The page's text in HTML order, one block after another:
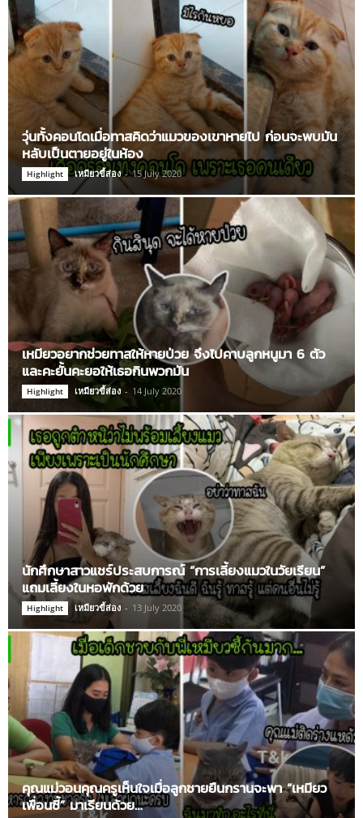
วุ่นทั้งคอนโดเมื่อทาสคิดว่าแมวของเขาหายไป ก่อนจะพบมัน
หลับเป็นตายอยู่ในห้อง
Highlight เหมียวขี้ส่อง - 15 July 2020
เหมียวอยากช่วยทาสให้หายป่วย จึงไปคาบลูกหนูมา 6 ตัว
และคะยั้นคะยอให้เธอกินพวกมัน
Highlight เหมียวขี้ส่อง - 14 July 2020
นักศึกษาสาวแชร์ประสบการณ์ “การเลี้ยงแมวในวัยเรียน”
แถมเลี้ยงในหอพักด้วย
Highlight เหมียวขี้ส่อง - 13 July 2020
คุณแม่วอนคุณครูเห็นใจเมื่อลูกชายยืนกรานจะพา “เหมียว
เพื่อนซี้” มาเรียนด้วย…